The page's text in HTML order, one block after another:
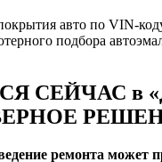
авто по VIN-
подбора
СЕЙЧАС в
ВЕРНОЕ
ремонта может